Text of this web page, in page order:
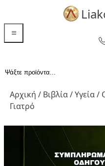
Αναζήτηση...
Αρχική / Βιβλία/Υγεία/
Γιατρό